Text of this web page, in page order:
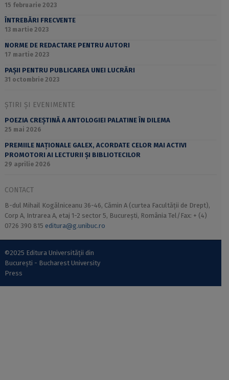
15 februarie 2023
ÎNTREBĂRI FRECVENTE
13 martie 2023
NORME DE REDACTARE PENTRU AUTORI
17 martie 2023
PAȘII PENTRU PUBLICAREA UNEI LUCRĂRI
31 octombrie 2023
ȘTIRI ȘI EVENIMENTE
POEZIA CREȘTINĂ A ANTOLOGIEI PALATINE ÎN DILEMA
25 mai 2026
PREMIILE NAȚIONALE GALEX, ACORDATE CELOR MAI ACTIVI
PROMOTORI AI LECTURII ȘI BIBLIOTECILOR
29 aprilie 2026
CONTACT
B-dul Mihail Kogălniceanu 36-46, Cămin A (curtea Facultății de Drept),
Corp A, Intrarea A, etaj 1-2 sector 5, București, România Tel/Fax: + (4)
0726 390 815 editura@g.unibuc.ro
©2025 Editura Universității din
București - Bucharest University
Press